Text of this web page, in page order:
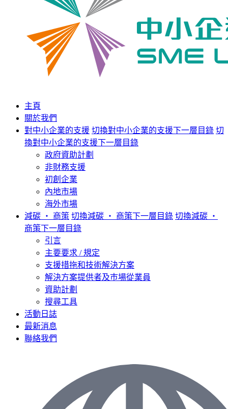
主頁
關於我們
對中小企業的支援 切換對中小企業的支援下一層目錄 切
換對中小企業的支援下一層目錄
政府資助計劃
非財務支援
初創企業
內地市場
海外市場
減碳 ‧ 商策 切換減碳 ‧ 商策下一層目錄 切換減碳 ‧
商策下一層目錄
引言
主要要求 / 規定
支援措拖和技術解決方案
解決方案提供者及巿場從業員
資助計劃
搜尋工具
活動日誌
最新消息
聯絡我們